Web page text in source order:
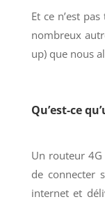
Et ce n’est
nombreux
up) que nous
Qu’est-ce
Un routeur
de connecter
internet et